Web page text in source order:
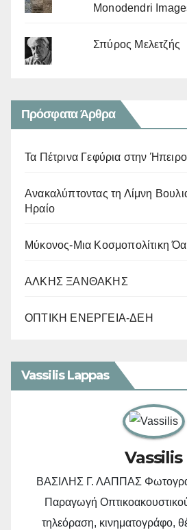
Monodendri
Σπύρος Μελετζής
Πρόσφατα Άρθρα
Τα Πέτρινα Γεφύρια στην Ήπειρο
Ανακαλύπτοντας τη Λίμνη
Ηραίο
Μύκονος-Μια Κοσμοπολίτικη
ΑΛΚΗΣ ΞΑΝΘΑΚΗΣ
ΟΠΤΙΚΗ ΕΝΕΡΓΕΙΑ-ΔΕΗ
Vassilis Lappas
Vassilis
ΒΑΣΙΛΗΣ Γ. ΛΑΠΠΑΣ
Παραγωγή
τηλεόραση, κινηματογράφο,